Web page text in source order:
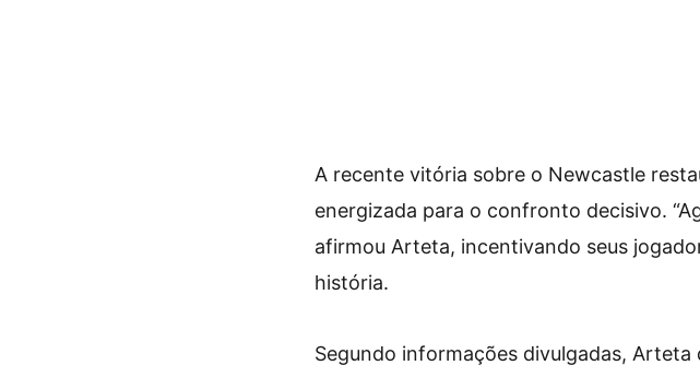
A recente vitória sobre o Newcastle
energizada para o confronto decisivo.
afirmou Arteta, incentivando seus
história.
Segundo informações divulgadas,